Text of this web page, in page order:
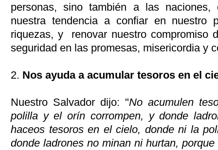
personas, sino también a las naciones,
nuestra tendencia a confiar en nuestro
riquezas, y renovar nuestro compromiso
seguridad en las promesas, misericordia y
2. Nos ayuda a acumular tesoros en el
Nuestro Salvador dijo: "No acumulen
polilla y el orín corrompen, y donde
haceos tesoros en el cielo, donde ni la
donde ladrones no minan ni hurtan,